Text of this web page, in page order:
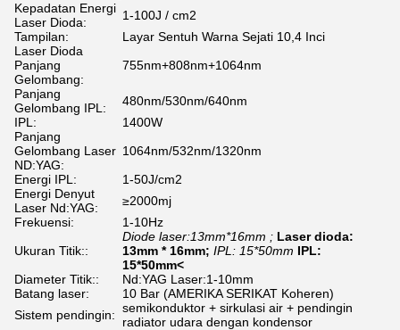
Kepadatan Energi
Laser Dioda:
1-100J / cm2
Tampilan:
Layar Sentuh Warna Sejati 10,4 Inci
Laser Dioda
Panjang
Gelombang:
755nm+808nm+1064nm
Panjang
Gelombang IPL:
480nm/530nm/640nm
IPL:
1400W
Panjang
Gelombang Laser
ND:YAG:
1064nm/532nm/1320nm
Energi IPL:
1-50J/cm2
Energi Denyut
Laser Nd:YAG:
≥2000mj
Frekuensi:
1-10Hz
Ukuran Titik::
Diode laser:13mm*16mm ; Laser dioda:
13mm * 16mm; IPL: 15*50mm IPL:
15*50mm<
Diameter Titik::
Nd:YAG Laser:1-10mm
Batang laser:
10 Bar (AMERIKA SERIKAT Koheren)
Sistem pendingin: semikonduktor + sirkulasi air + pendingin
radiator udara dengan kondensor